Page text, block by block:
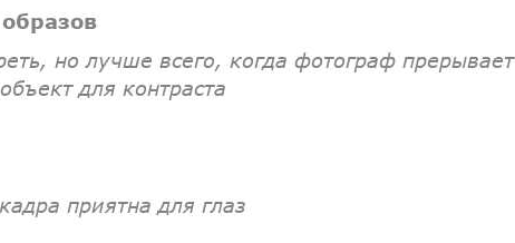
но лучше всего, когда фотограф прерывает
для контраста
приятна для глаз